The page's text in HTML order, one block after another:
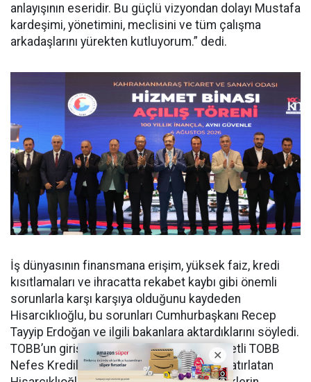
anlayışının eseridir. Bu güçlü vizyondan dolayı Mustafa
kardeşimi, yönetimini, meclisini ve tüm çalışma
arkadaşlarını yürekten kutluyorum.” dedi.
İş dünyasının finansmana erişim, yüksek faiz, kredi
kısıtlamaları ve ihracatta rekabet kaybı gibi önemli
sorunlarla karşı karşıya olduğunu kaydeden
Hisarcıklıoğlu, bu sorunları Cumhurbaşkanı Recep
Tayyip Erdoğan ve ilgili bakanlara aktardıklarını söyledi.
TOBB’un girişimleri sonucunda KGF kefaletli TOBB
Nefes Kredilerinin yeniden başlatıldığını hatırlatan